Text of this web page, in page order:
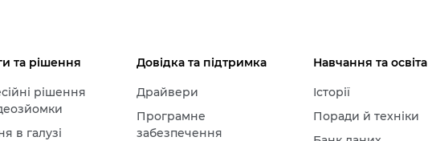
та рішення
рішення
в галузі
Довідка та підтримка
Драйвери
Програмне
забезпечення
Навчання та освіта
Історії
Поради й техніки